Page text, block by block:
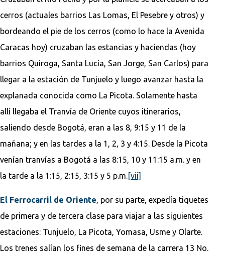
cerros (actuales barrios Las Lomas, El Pesebre y otros) y
bordeando el pie de los cerros (como lo hace la Avenida
Caracas hoy) cruzaban las estancias y haciendas (hoy
barrios Quiroga, Santa Lucía, San Jorge, San Carlos) para
llegar a la estación de Tunjuelo y luego avanzar hasta la
explanada conocida como La Picota. Solamente hasta
allí llegaba el Tranvía de Oriente cuyos itinerarios,
saliendo desde Bogotá, eran a las 8, 9:15 y 11 de la
mañana; y en las tardes a la 1, 2, 3 y 4:15. Desde la Picota
venían tranvías a Bogotá a las 8:15, 10 y 11:15 a.m. y en
la tarde a la 1:15, 2:15, 3:15 y 5 p.m.[vii]
El Ferrocarril de Oriente, por su parte, expedía tiquetes
de primera y de tercera clase para viajar a las siguientes
estaciones: Tunjuelo, La Picota, Yomasa, Usme y Olarte.
Los trenes salían los fines de semana de la carrera 13 No.